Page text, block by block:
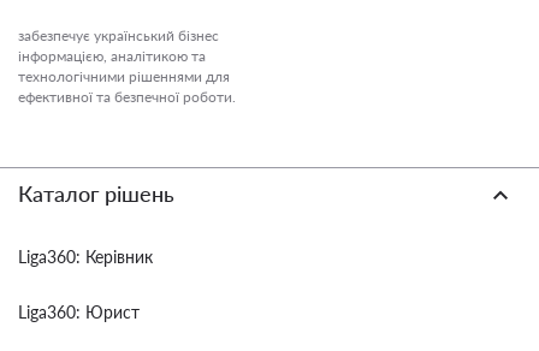
забезпечує український бізнес
інформацією, аналітикою та
технологічними рішеннями для
ефективної та безпечної роботи.
Каталог рішень
Liga360: Керівник
Liga360: Юрист